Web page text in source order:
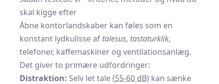
skal kigge efter
Åbne kontorlandskaber kan føles som en
konstant lydkulisse af talesus, tastaturklik,
telefoner, kaffemaskiner og ventilationsanlæg.
Det giver to primære udfordringer:
Distraktion: Selv let tale (55-60 dB) kan sænke